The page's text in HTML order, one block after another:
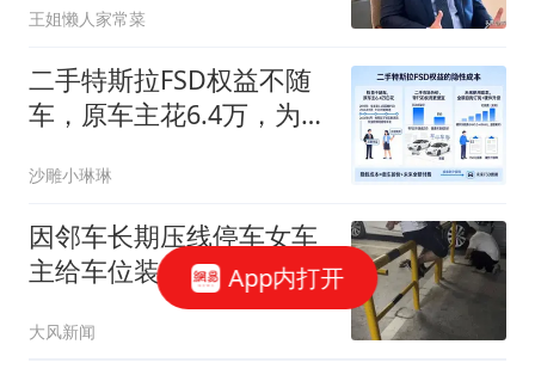
王姐懒人家常菜
二手特斯拉FSD权益不随
车，原车主花6.4万，为何
沙雕小琳琳
因邻车长期压线停车女车
主给车位装护栏 物业：不
大风新闻
App内打开